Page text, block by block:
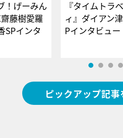
！げーみん
藤樹愛羅
SPインタ
『タイムトラ
ィ』ダイアン
Pインタ
ピックアップ記